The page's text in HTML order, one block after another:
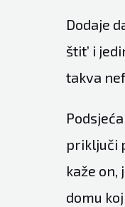
Dodaje
štit’ i
takva
priključi
kaže
domu